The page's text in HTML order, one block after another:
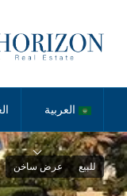
العربية
للبيع عرض ساخن